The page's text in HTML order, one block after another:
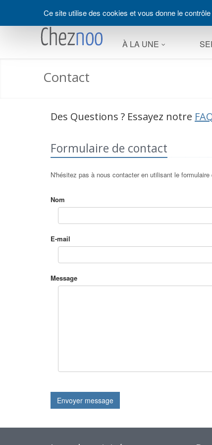
À LA UNE
Contact
Des Questions ? Essayez notre
Formulaire de contact
N'hésitez pas à nous contacter en utilisant le
Nom
E-mail
Message
Envoyer message
Ce site utilise des cookies et vous donne le